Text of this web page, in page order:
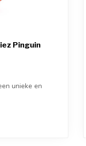
Pinguin
unieke en